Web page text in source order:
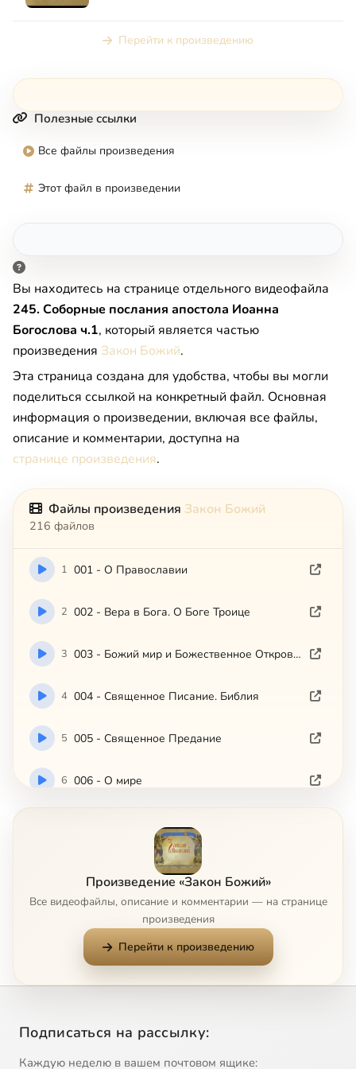
Перейти к произведению
Полезные ссылки
Все файлы произведения
Этот файл в произведении
Вы находитесь на странице отдельного видеофайла
245. Соборные послания апостола Иоанна
Богослова ч.1, который является частью
произведения Закон Божий.
Эта страница создана для удобства, чтобы вы могли
поделиться ссылкой на конкретный файл. Основная
информация о произведении, включая все файлы,
описание и комментарии, доступна на
странице произведения.
Файлы произведения Закон Божий
216 файлов
1 001 - О Православии
2 002 - Вера в Бога. О Боге Троице
3 003 - Божий мир и Божественное Откровение
4 004 - Священное Писание. Библия
5 005 - Священное Предание
6 006 - О мире
008 - О свойствах Божиих
9 009 - Свойства Божии
010 - Первый член Символа Веры
11 011 - Второй член Символа Веры
12 012 - Третий член Символа Веры
Произведение «Закон Божий»
Все видеофайлы, описание и комментарии — на странице
произведения
Перейти к произведению
Подписаться на рассылку:
Каждую неделю в вашем почтовом ящике: